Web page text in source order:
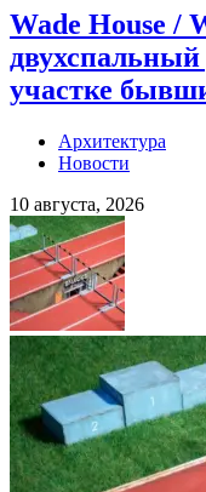
Wade House /
участке
Архитектура
Новости
10 августа, 2026